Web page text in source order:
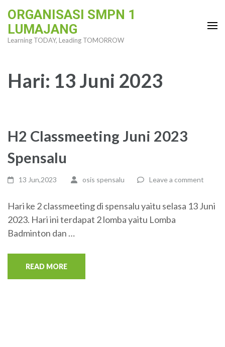
content
ORGANISASI SMPN 1
LUMAJANG
Learning TODAY, Leading TOMORROW
Hari: 13 Juni 2023
H2 Classmeeting Juni 2023
Spensalu
13 Jun,2023 osis spensalu Leave a comment
Hari ke 2 classmeeting di spensalu yaitu selasa 13 Juni
2023. Hari ini terdapat 2 lomba yaitu Lomba
Badminton dan …
READ MORE